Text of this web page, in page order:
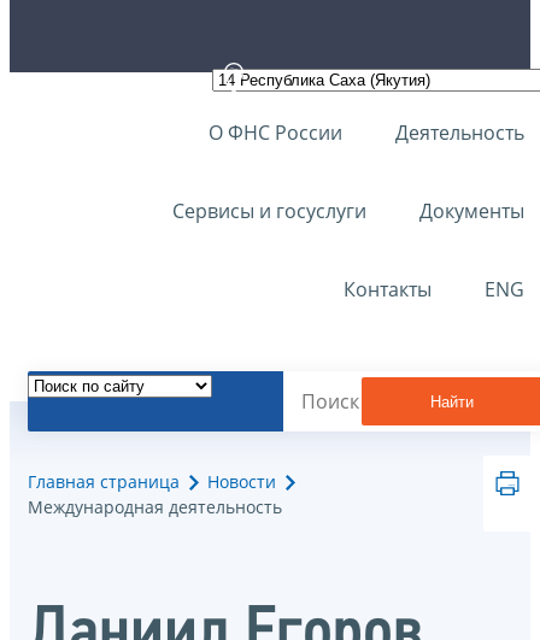
О ФНС России Деятельность
Сервисы и госуслуги Документы
Контакты ENG
Найти
Главная страница
Новости
Международная деятельность